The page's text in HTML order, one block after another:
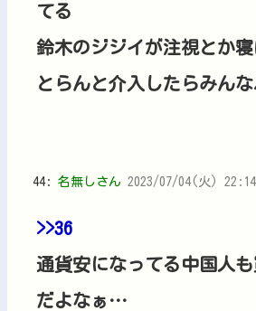
てる
鈴木のジジイが注視とか
とらんと介入したらみん
44: 名無しさん 2023/07/04(火)
>>36
通貨安になってる中国人
だよなぁ…